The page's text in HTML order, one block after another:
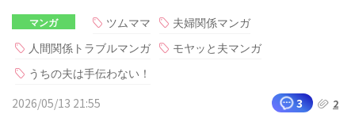
マンガ ツムママ
夫婦関係マンガ
人間関係トラブルマンガ
モヤッと夫マンガ
うちの夫は手伝わない！
2026/05/13 21:55
3 2